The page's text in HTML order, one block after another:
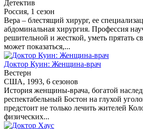
Детектив
Россия, 1 сезон
Вера – блестящий хирург, ее
абдоминальная хирургия. Профессия
решительной и жесткой, уметь прятать
может показаться,...
Доктор Куин: Женщина-врач
Вестерн
США, 1993, 6 сезонов
История женщины-врача, богатой
респектабельный Бостон на глухой
предстоит не только лечить жителей
физических...